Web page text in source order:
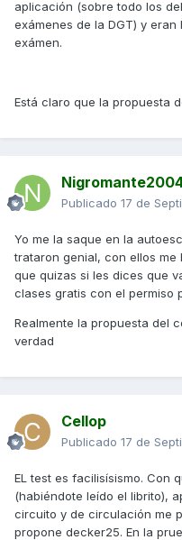
aplicación (sobre todo los
exámenes de la DGT) y
exámen.
Está claro que la propuesta
Publicado 17 de
Yo me la saque en la
trataron genial, con ellos me
que quizas si les dices que
clases gratis con el permiso
Realmente la propuesta del
verdad
Cellop
Publicado 17 de
EL test es facilisísismo. Con
(habiéndote leído el librito),
circuito y de circulación me
propone decker25. En la